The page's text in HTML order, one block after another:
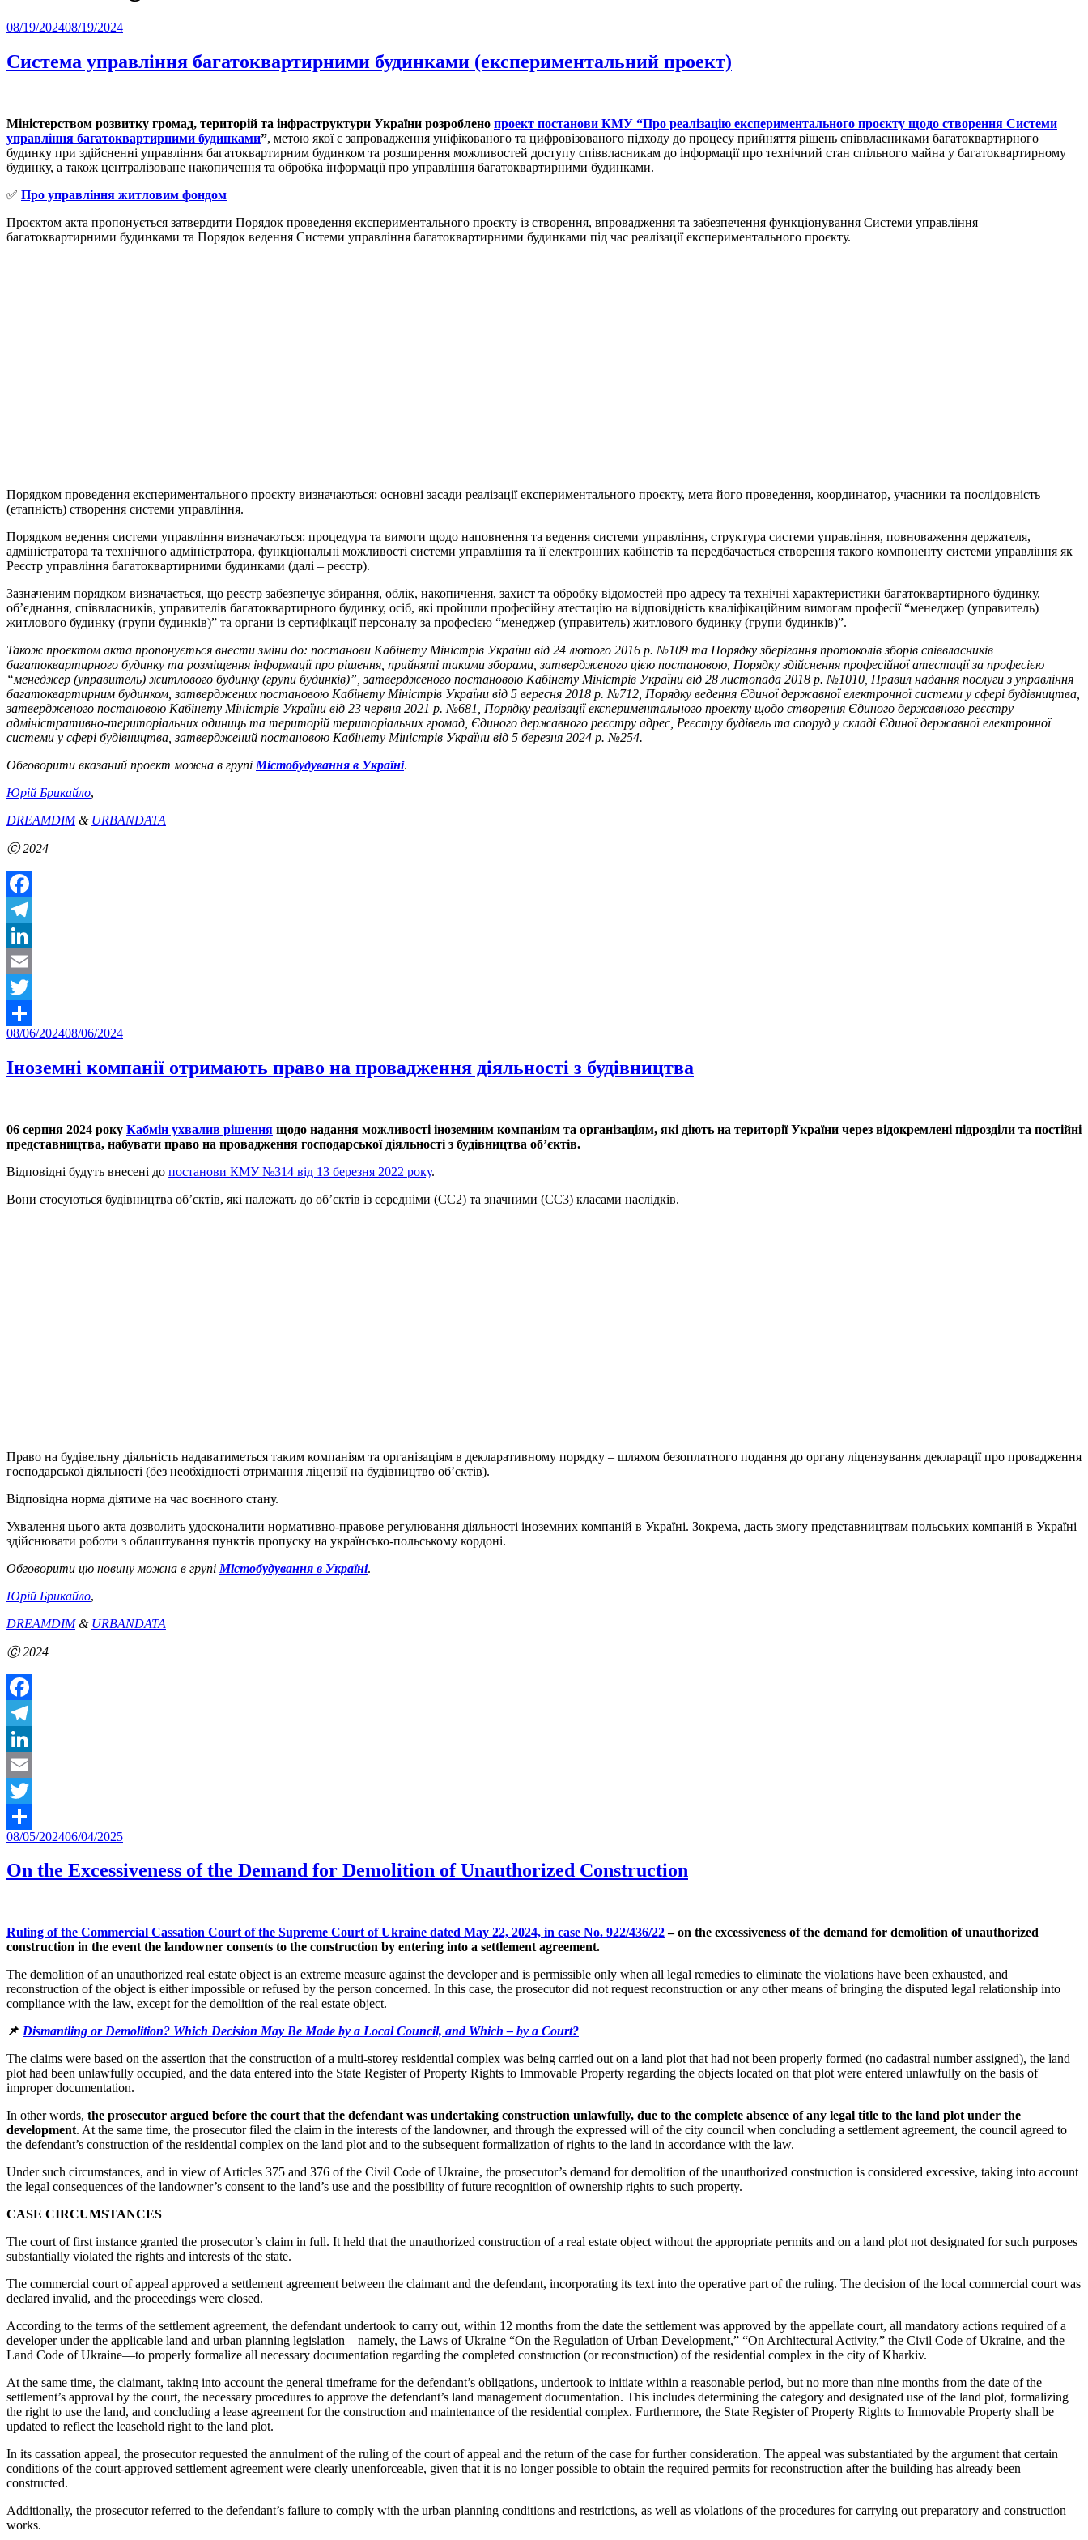
Posted
08/19/202408/19/2024
Система управління багатоквартирними будинками (експериментальний проект)
Міністерством розвитку громад, територій та інфраструктури України розроблено проект постанови КМУ “Про реалізацію експериментального проєкту щодо створення Системи
управління багатоквартирними будинками”, метою якої є запровадження уніфікованого та цифровізованого підходу до процесу прийняття рішень співвласниками багатоквартирного
будинку при здійсненні управління багатоквартирним будинком та розширення можливостей доступу співвласникам до інформації про технічний стан спільного майна у багатоквартирному
будинку, а також централізоване накопичення та обробка інформації про управління багатоквартирними будинками.
✅ Про управління житловим фондом
Проєктом акта пропонується затвердити Порядок проведення експериментального проєкту із створення, впровадження та забезпечення функціонування Системи управління
багатоквартирними будинками та Порядок ведення Системи управління багатоквартирними будинками під час реалізації експериментального проєкту.
Порядком проведення експериментального проєкту визначаються: основні засади реалізації експериментального проєкту, мета його проведення, координатор, учасники та послідовність
(етапність) створення системи управління.
Порядком ведення системи управління визначаються: процедура та вимоги щодо наповнення та ведення системи управління, структура системи управління, повноваження держателя,
адміністратора та технічного адміністратора, функціональні можливості системи управління та її електронних кабінетів та передбачається створення такого компоненту системи управління як
Реєстр управління багатоквартирними будинками (далі – реєстр).
Зазначеним порядком визначається, що реєстр забезпечує збирання, облік, накопичення, захист та обробку відомостей про адресу та технічні характеристики багатоквартирного будинку,
об’єднання, співвласників, управителів багатоквартирного будинку, осіб, які пройшли професійну атестацію на відповідність кваліфікаційним вимогам професії “менеджер (управитель)
житлового будинку (групи будинків)” та органи із сертифікації персоналу за професією “менеджер (управитель) житлового будинку (групи будинків)”.
Також проєктом акта пропонується внести зміни до: постанови Кабінету Міністрів України від 24 лютого 2016 р. №109 та Порядку зберігання протоколів зборів співвласників
багатоквартирного будинку та розміщення інформації про рішення, прийняті такими зборами, затвердженого цією постановою, Порядку здійснення професійної атестації за професією
“менеджер (управитель) житлового будинку (групи будинків)”, затвердженого постановою Кабінету Міністрів України від 28 листопада 2018 р. №1010, Правил надання послуги з управління
багатоквартирним будинком, затверджених постановою Кабінету Міністрів України від 5 вересня 2018 р. №712, Порядку ведення Єдиної державної електронної системи у сфері будівництва,
затвердженого постановою Кабінету Міністрів України від 23 червня 2021 р. №681, Порядку реалізації експериментального проекту щодо створення Єдиного державного реєстру
адміністративно-територіальних одиниць та територій територіальних громад, Єдиного державного реєстру адрес, Реєстру будівель та споруд у складі Єдиної державної електронної
системи у сфері будівництва, затверджений постановою Кабінету Міністрів України від 5 березня 2024 р. №254.
Обговорити вказаний проект можна в групі Містобудування в Україні.
Юрій Брикайло,
DREAMDIM& URBANDATA
Ⓒ 2024
Facebook
Telegram
LinkedIn
Email
Twitter
Share
Posted
08/06/202408/06/2024
Іноземні компанії отримають право на провадження діяльності з будівництва
06 серпня 2024 року Кабмін ухвалив рішення щодо надання можливості іноземним компаніям та організаціям, які діють на території України через відокремлені підрозділи та постійні
представництва, набувати право на провадження господарської діяльності з будівництва об’єктів.
Відповідні будуть внесені до постанови КМУ №314 від 13 березня 2022 року.
Вони стосуються будівництва об’єктів, які належать до об’єктів із середніми (СС2) та значними (СС3) класами наслідків.
Право на будівельну діяльність надаватиметься таким компаніям та організаціям в декларативному порядку – шляхом безоплатного подання до органу ліцензування декларації про провадження
господарської діяльності (без необхідності отримання ліцензії на будівництво об’єктів).
Відповідна норма діятиме на час воєнного стану.
Ухвалення цього акта дозволить удосконалити нормативно-правове регулювання діяльності іноземних компаній в Україні. Зокрема, дасть змогу представництвам польських компаній в Україні
здійснювати роботи з облаштування пунктів пропуску на українсько-польському кордоні.
Обговорити цю новину можна в групі Містобудування в Україні.
Юрій Брикайло,
DREAMDIM& URBANDATA
Ⓒ 2024
Facebook
Telegram
LinkedIn
Email
Twitter
Share
Posted
08/05/202406/04/2025
On the Excessiveness of the Demand for Demolition of Unauthorized Construction
Ruling of the Commercial Cassation Court of the Supreme Court of Ukraine dated May 22, 2024, in case No. 922/436/22– on the excessiveness of the demand for demolition of unauthorized
construction in the event the landowner consents to the construction by entering into a settlement agreement.
The demolition of an unauthorized real estate object is an extreme measure against the developer and is permissible only when all legal remedies to eliminate the violations have been exhausted, and
reconstruction of the object is either impossible or refused by the person concerned. In this case, the prosecutor did not request reconstruction or any other means of bringing the disputed legal relationship into
compliance with the law, except for the demolition of the real estate object.
📌 Dismantling or Demolition? Which Decision May Be Made by a Local Council, and Which – by a Court?
The claims were based on the assertion that the construction of a multi-storey residential complex was being carried out on a land plot that had not been properly formed (no cadastral number assigned), the land
plot had been unlawfully occupied, and the data entered into the State Register of Property Rights to Immovable Property regarding the objects located on that plot were entered unlawfully on the basis of
improper documentation.
In other words, the prosecutor argued before the court that the defendant was undertaking construction unlawfully, due to the complete absence of any legal title to the land plot under the
development. At the same time, the prosecutor filed the claim in the interests of the landowner, and through the expressed will of the city council when concluding a settlement agreement, the council agreed to
the defendant’s construction of the residential complex on the land plot and to the subsequent formalization of rights to the land in accordance with the law.
Under such circumstances, and in view of Articles 375 and 376 of the Civil Code of Ukraine, the prosecutor’s demand for demolition of the unauthorized construction is considered excessive, taking into account
the legal consequences of the landowner’s consent to the land’s use and the possibility of future recognition of ownership rights to such property.
CASE CIRCUMSTANCES
The court of first instance granted the prosecutor’s claim in full. It held that the unauthorized construction of a real estate object without the appropriate permits and on a land plot not designated for such purposes
substantially violated the rights and interests of the state.
The commercial court of appeal approved a settlement agreement between the claimant and the defendant, incorporating its text into the operative part of the ruling. The decision of the local commercial court was
declared invalid, and the proceedings were closed.
According to the terms of the settlement agreement, the defendant undertook to carry out, within 12 months from the date the settlement was approved by the appellate court, all mandatory actions required of a
developer under the applicable land and urban planning legislation—namely, the Laws of Ukraine “On the Regulation of Urban Development,” “On Architectural Activity,” the Civil Code of Ukraine, and the
Land Code of Ukraine—to properly formalize all necessary documentation regarding the completed construction (or reconstruction) of the residential complex in the city of Kharkiv.
At the same time, the claimant, taking into account the general timeframe for the defendant’s obligations, undertook to initiate within a reasonable period, but no more than nine months from the date of the
settlement’s approval by the court, the necessary procedures to approve the defendant’s land management documentation. This includes determining the category and designated use of the land plot, formalizing
the right to use the land, and concluding a lease agreement for the construction and maintenance of the residential complex. Furthermore, the State Register of Property Rights to Immovable Property shall be
updated to reflect the leasehold right to the land plot.
In its cassation appeal, the prosecutor requested the annulment of the ruling of the court of appeal and the return of the case for further consideration. The appeal was substantiated by the argument that certain
conditions of the court-approved settlement agreement were clearly unenforceable, given that it is no longer possible to obtain the required permits for reconstruction after the building has already been
constructed.
Additionally, the prosecutor referred to the defendant’s failure to comply with the urban planning conditions and restrictions, as well as violations of the procedures for carrying out preparatory and construction
works.